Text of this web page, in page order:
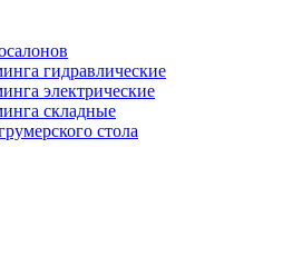
гидравлические
электрические
складные
стола